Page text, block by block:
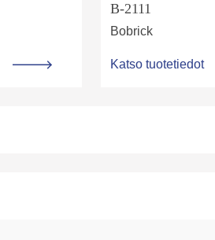
B-2111
Bobrick
Katso tuotetiedot